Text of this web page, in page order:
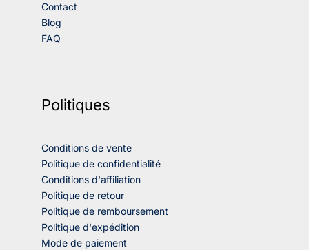
Contact
Blog
FAQ
Politiques
Conditions de vente
Politique de confidentialité
Conditions d'affiliation
Politique de retour
Politique de remboursement
Politique d'expédition
Mode de paiement